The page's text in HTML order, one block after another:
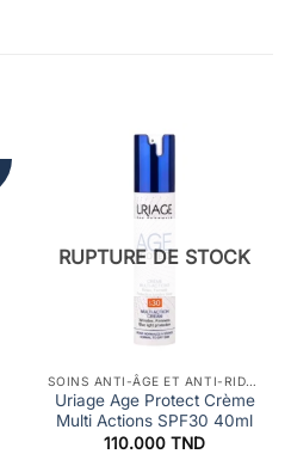
RUPTURE DE STOCK
SOINS ANTI-ÂGE ET ANTI-RIDES
Uriage Age Protect Crème
Multi Actions SPF30 40ml
110.000 TND